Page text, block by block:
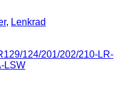
, Lenkrad
124/201/202/210-LR-
LSW